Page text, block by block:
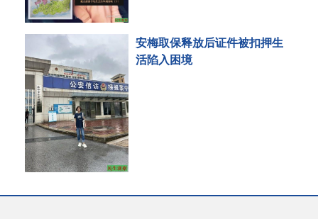
安梅取保释放后证件被扣押生
活陷入困境